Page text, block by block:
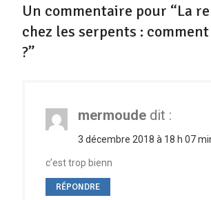
Un commentaire pour “La
chez les serpents : comment
?”
mermoude dit :
3 décembre 2018 à 18 h 07
c’est trop bienn
RÉPONDRE